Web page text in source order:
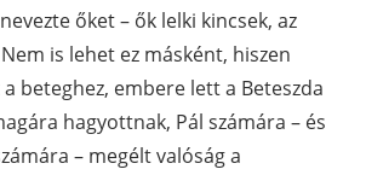
őket – ők lelki kincsek, az
is lehet ez másként, hiszen
a beteghez, embere lett a Beteszda
hagyottnak, Pál számára – és
– megélt valóság a